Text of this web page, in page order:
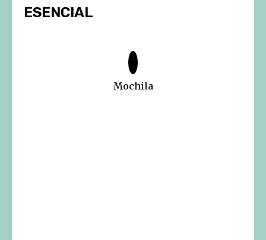
ESENCIAL
Mochila